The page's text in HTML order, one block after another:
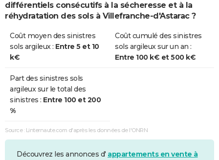
Sécheresse 01/05/1989 31/12/1992 1341 j
différentiels consécutifs à la sécheresse et à la
réhydratation des sols à Villefranche-d'Astarac ?
Coût moyen des sinistres
sols argileux : Entre 5 et 10
k€
Coût cumulé des sinistres
sols argileux sur un an :
Entre 100 k€ et 500 k€
Part des sinistres sols
argileux sur le total des
sinistres : Entre 100 et 200
%
Source : Linternaute.com d'après les données de l'ONRN
Découvrez les annonces d' appartements en vente à